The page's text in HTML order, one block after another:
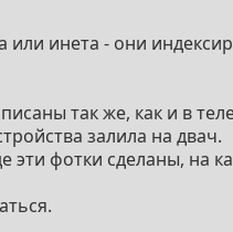
или инета - они
так же, как и в
залила на двач.
фотки сделаны, на